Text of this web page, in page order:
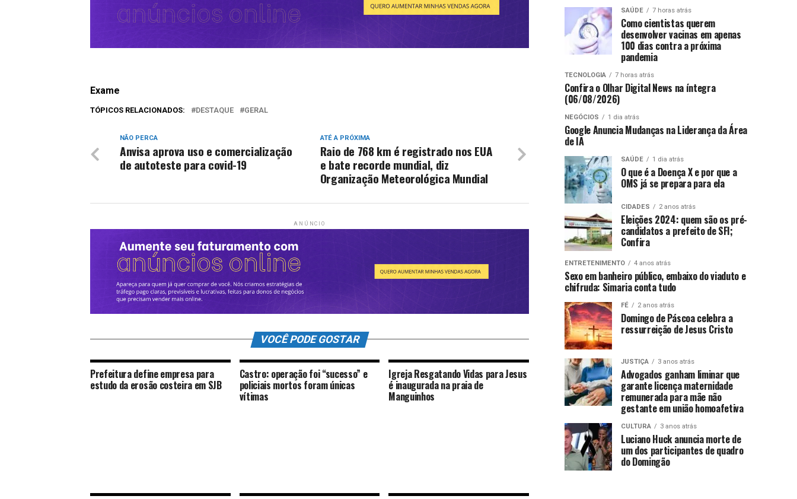
Exame
TÓPICOS RELACIONADOS: DESTAQUE GERAL
ATÉ A PRÓXIMA
Raio de 768 km é registrado nos EUA
e bate recorde mundial, diz
Organização Meteorológica Mundial
NÃO PERCA
Anvisa aprova uso e comercialização
de autoteste para covid-19
ANÚNCIO
VOCÊ PODE GOSTAR
Prefeitura define empresa para
estudo da erosão costeira em SJB
Castro: operação foi “sucesso” e
policiais mortos foram únicas
vítimas
Igreja Resgatando Vidas para Jesus
é inaugurada na praia de
Manguinhos
SAÚDE 7 horas atrás
Como cientistas querem
desenvolver vacinas em apenas
100 dias contra a próxima
pandemia
TECNOLOGIA 7 horas atrás
Confira o Olhar Digital News na íntegra
(06/08/2026)
NEGÓCIOS 1 dia atrás
Google Anuncia Mudanças na Liderança da Área
de IA
SAÚDE 1 dia atrás
O que é a Doença X e por que a
OMS já se prepara para ela
CIDADES 2 anos atrás
Eleições 2024: quem são os pré-
candidatos a prefeito de SFI;
Confira
ENTRETENIMENTO 4 anos atrás
Sexo em banheiro público, embaixo do viaduto e
chifruda: Simaria conta tudo
FÉ 2 anos atrás
Domingo de Páscoa celebra a
ressurreição de Jesus Cristo
JUSTIÇA 3 anos atrás
Advogados ganham liminar que
garante licença maternidade
remunerada para mãe não
gestante em união homoafetiva
CULTURA 3 anos atrás
Luciano Huck anuncia morte de
um dos participantes de quadro
do Domingão